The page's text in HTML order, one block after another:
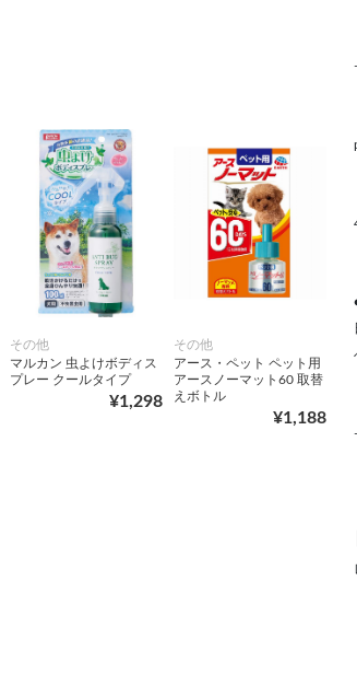
その他
マルカン 虫よけボディス
プレー クールタイプ
¥1,298
その他
アース・ペット ペット用
アースノーマット60 取替
えボトル
¥1,188
-
-